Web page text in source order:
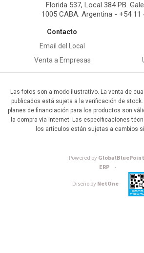
Florida 537, Local 384 PB.
1005 CABA. Argentina - +54 11
Contacto
Email del Local
Venta a Empresas
Las fotos son a modo ilustrativo. La venta de
publicados está sujeta a la verificación de
planes de financiación para los productos son
la compra vía internet. Las especificaciones
los artículos están sujetas a cambios
Powered by
ERP -
Diseño byNetOne